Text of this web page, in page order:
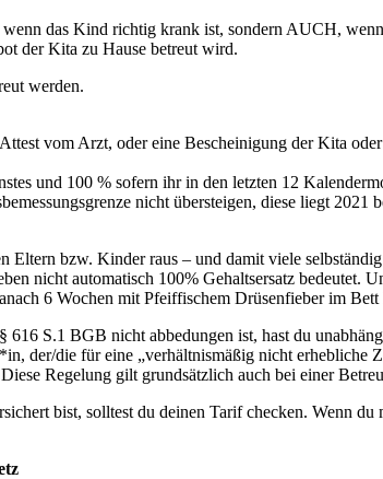
das Kind richtig krank ist, sondern AUCH,
der Kita zu Hause betreut wird.
werden.
vom Arzt, oder eine Bescheinigung der Kita
und 100 % sofern ihr in den letzten 12
nicht übersteigen, diese liegt
Eltern bzw. Kinder raus – und damit viele
nicht automatisch 100% Gehaltsersatz
6 Wochen mit Pfeiffischem Drüsenfieber im Bett
616 S.1 BGB nicht abbedungen ist, hast du
der/die für eine „verhältnismäßig nicht erhebliche
Regelung gilt grundsätzlich auch bei einer
bist, solltest du deinen Tarif checken. Wenn